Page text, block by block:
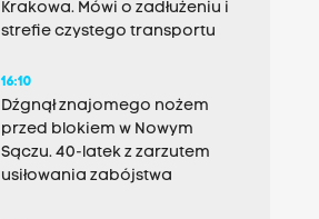
Krakowa. Mówi o zadłużeniu i
strefie czystego transportu
16:10
Dźgnął znajomego nożem
przed blokiem w Nowym
Sączu. 40-latek z zarzutem
usiłowania zabójstwa